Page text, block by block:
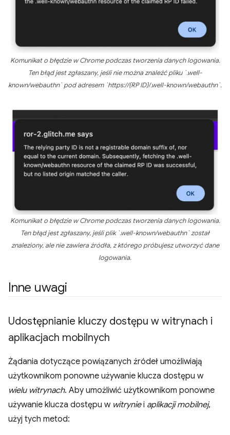
Komunikat o błędzie w Chrome podczas tworzenia danych logowania.
Ten błąd jest zgłaszany, jeśli nie można znaleźć pliku `.well-
known/webauthn` pod adresem `https://{RP ID}/.well-known/webauthn`.
Komunikat o błędzie w Chrome podczas tworzenia danych logowania.
Ten błąd jest zgłaszany, jeśli plik `.well-known/webauthn` został
znaleziony, ale nie zawiera źródła, z którego próbujesz utworzyć dane
logowania.
Inne uwagi
Udostępnianie kluczy dostępu w witrynach i
aplikacjach mobilnych
Żądania dotyczące powiązanych źródeł umożliwiają
użytkownikom ponowne używanie klucza dostępu w
wielu witrynach. Aby umożliwić użytkownikom ponowne
używanie klucza dostępu w witryniei aplikacji mobilnej,
użyj tych metod: